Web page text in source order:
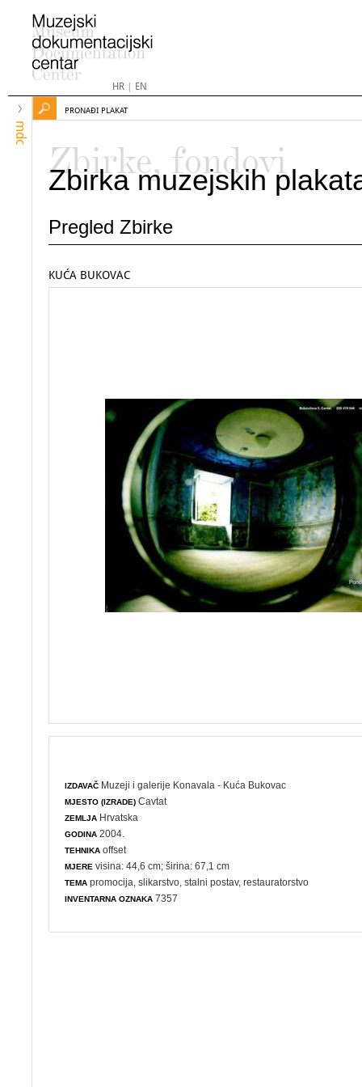
HR| EN
mdc
PRONAĐI PLAKAT
Zbirke, fondovi
Zbirka muzejskih
Pregled Zbirke
KUĆA BUKOVAC
IZDAVAČ Muzeji i galerije Konavala - Kuća Bukovac
MJESTO (IZRADE) Cavtat
ZEMLJA Hrvatska
GODINA 2004.
TEHNIKA offset
MJERE visina: 44,6 cm; širina: 67,1 cm
TEMA promocija ,slikarstvo ,stalni postav,restauratorstvo
INVENTARNA OZNAKA 7357